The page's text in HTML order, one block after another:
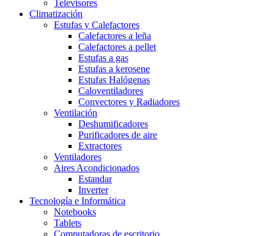
Televisores
Climatización
Estufas y Calefactores
Calefactores a leña
Calefactores a pellet
Estufas a gas
Estufas a kerosene
Estufas Halógenas
Caloventiladores
Convectores y Radiadores
Ventilación
Deshumificadores
Purificadores de aire
Extractores
Ventiladores
Aires Acondicionados
Estandar
Inverter
Tecnología e Informática
Notebooks
Tablets
Computadoras de escritorio